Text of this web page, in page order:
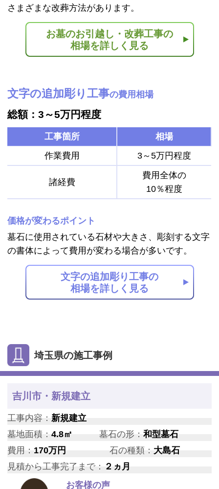
さまざまな改葬方法があります。
お墓のお引越し・改葬工事の
相場を詳しく見る
文字の追加彫り工事の費用相場
総額：3～5万円程度
工事箇所
相場
作業費用
3～5万円程度
諸経費
費用全体の
10％程度
価格が変わるポイント
墓石に使用されている石材や大きさ、彫刻する文字
の書体によって費用が変わる場合が多いです。
文字の追加彫り工事の
相場を詳しく見る
埼玉県の施工事例
吉川市・新規建立
工事内容： 新規建立
墓地面積： 4.8㎡ 墓石の形：和型墓石
費用： 170万円 石の種類： 大島石
見積から工事完了まで： ２ヵ月
お客様の声